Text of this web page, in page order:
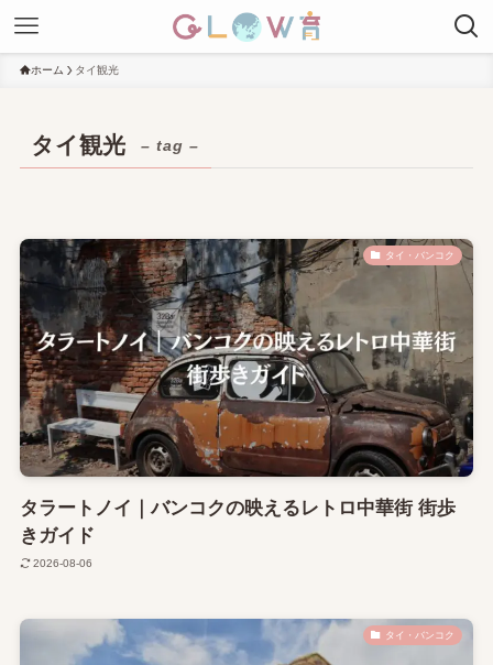
ホーム タイ観光
タイ観光 – tag –
タイ・バンコク
タラートノイ｜バンコクの映えるレトロ中華街 街歩
きガイド
2026-08-06
タイ・バンコク